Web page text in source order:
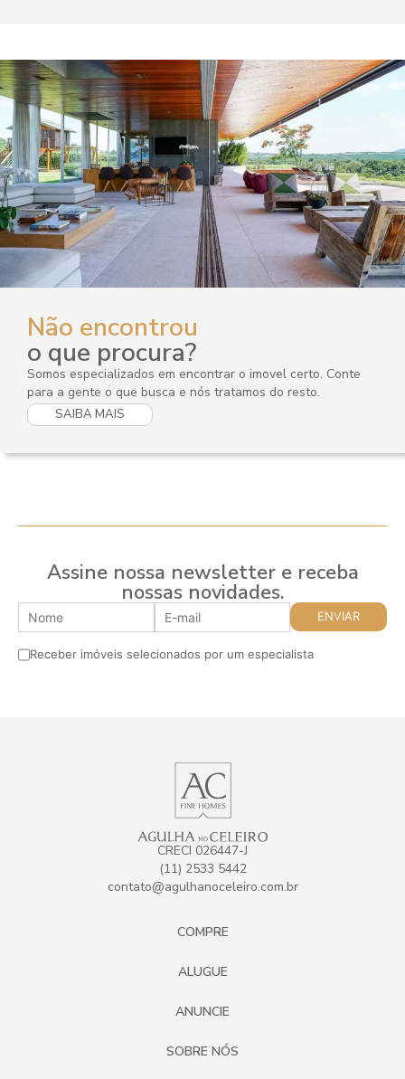
Não encontrou
o que procura?
Somos especializados em encontrar o imovel certo. Conte
para a gente o que busca e nós tratamos do resto.
SAIBA MAIS
Assine nossa newsletter e receba
nossas novidades.
Receber imóveis selecionados por um especialista
CRECI 026447-J
(11) 2533 5442
contato@agulhanoceleiro.com.br
COMPRE
ALUGUE
ANUNCIE
SOBRE NÓS